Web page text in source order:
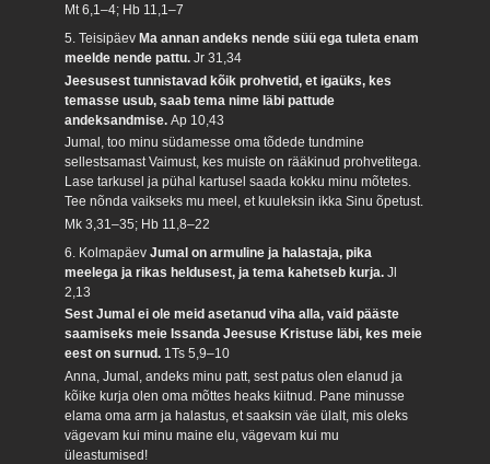
Mt 6,1–4; Hb 11,1–7
5. Teisipäev Ma annan andeks nende süü ega tuleta enam
meelde nende pattu.Jr 31,34
Jeesusest tunnistavad kõik prohvetid, et igaüks, kes
temasse usub, saab tema nime läbi pattude
andeksandmise.Ap 10,43
Jumal, too minu südamesse oma tõdede tundmine
sellestsamast Vaimust, kes muiste on rääkinud prohvetitega.
Lase tarkusel ja pühal kartusel saada kokku minu mõtetes.
Tee nõnda vaikseks mu meel, et kuuleksin ikka Sinu õpetust.
Mk 3,31–35; Hb 11,8–22
6. KolmapäevJumal on armuline ja halastaja, pika
meelega ja rikas heldusest, ja tema kahetseb kurja.Jl
2,13
Sest Jumal ei ole meid asetanud viha alla, vaid pääste
saamiseks meie Issanda Jeesuse Kristuse läbi, kes meie
eest on surnud. 1Ts 5,9–10
Anna, Jumal, andeks minu patt, sest patus olen elanud ja
kõike kurja olen oma mõttes heaks kiitnud. Pane minusse
elama oma arm ja halastus, et saaksin väe ülalt, mis oleks
vägevam kui minu maine elu, vägevam kui mu
üleastumised!